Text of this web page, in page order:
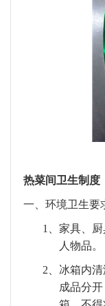
热菜间卫生制度
一、 环境卫生要
1、 家具、
人物品。
2、 冰箱内
成品分